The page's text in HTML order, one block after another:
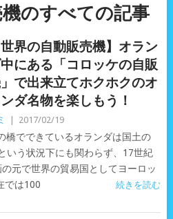
のすべての記事
世界の自動販売機】オラン
にある「コロッケの自販
で出来立てホクホクのオ
ダ名物を楽しもう！
2017/02/19
橋でできているオランダは国土の
いう状況下にも関わらず、17世紀
元で世界の貿易国としてヨーロッ
では100
続きを読む